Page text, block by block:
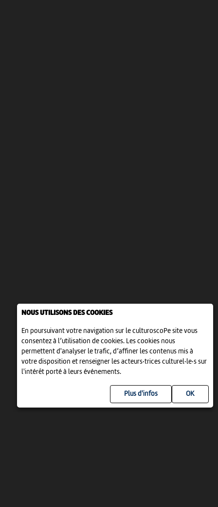
NOUS UTILISONS DES COOKIES
En poursuivant votre navigation sur le culturoscoPe site vous
consentez à l’utilisation de cookies. Les cookies nous
permettent d'analyser le trafic, d’affiner les contenus mis à
votre disposition et renseigner les acteurs·trices culturel·le·s sur
l'intérêt porté à leurs événements.
Plus d'infos